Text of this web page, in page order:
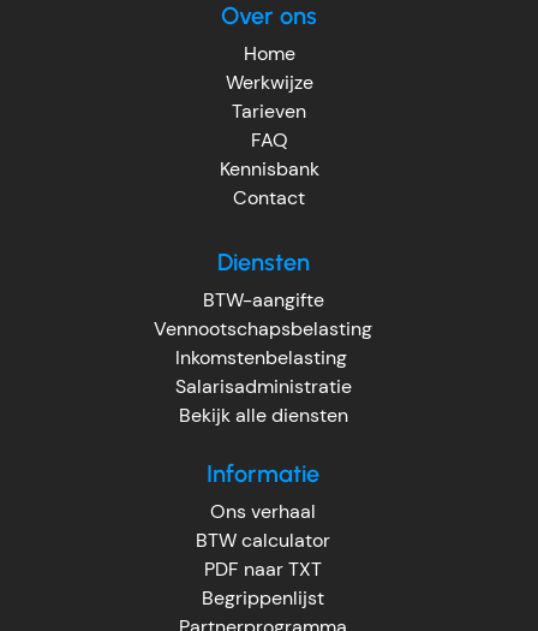
Over ons
Home
Werkwijze
Tarieven
FAQ
Kennisbank
Contact
Diensten
BTW-aangifte
Vennootschapsbelasting
Inkomstenbelasting
Salarisadministratie
Bekijk alle diensten
Informatie
Ons verhaal
BTW calculator
PDF naar TXT
Begrippenlijst